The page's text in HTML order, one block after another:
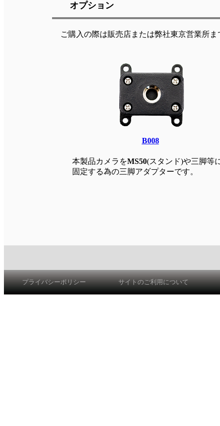
オプション
ご購入の際は販売店または弊社東京営業所ま
B008
本製品カメラをMS50(スタンド)や三脚等
固定する為の三脚アダプターです。
プライバシーポリシー サイトのご利用について